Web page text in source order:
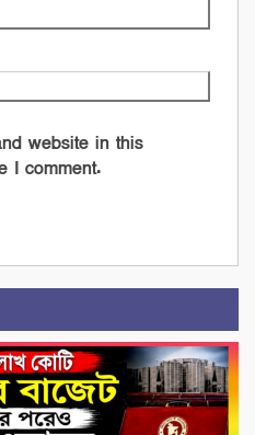
website in this
I comment.